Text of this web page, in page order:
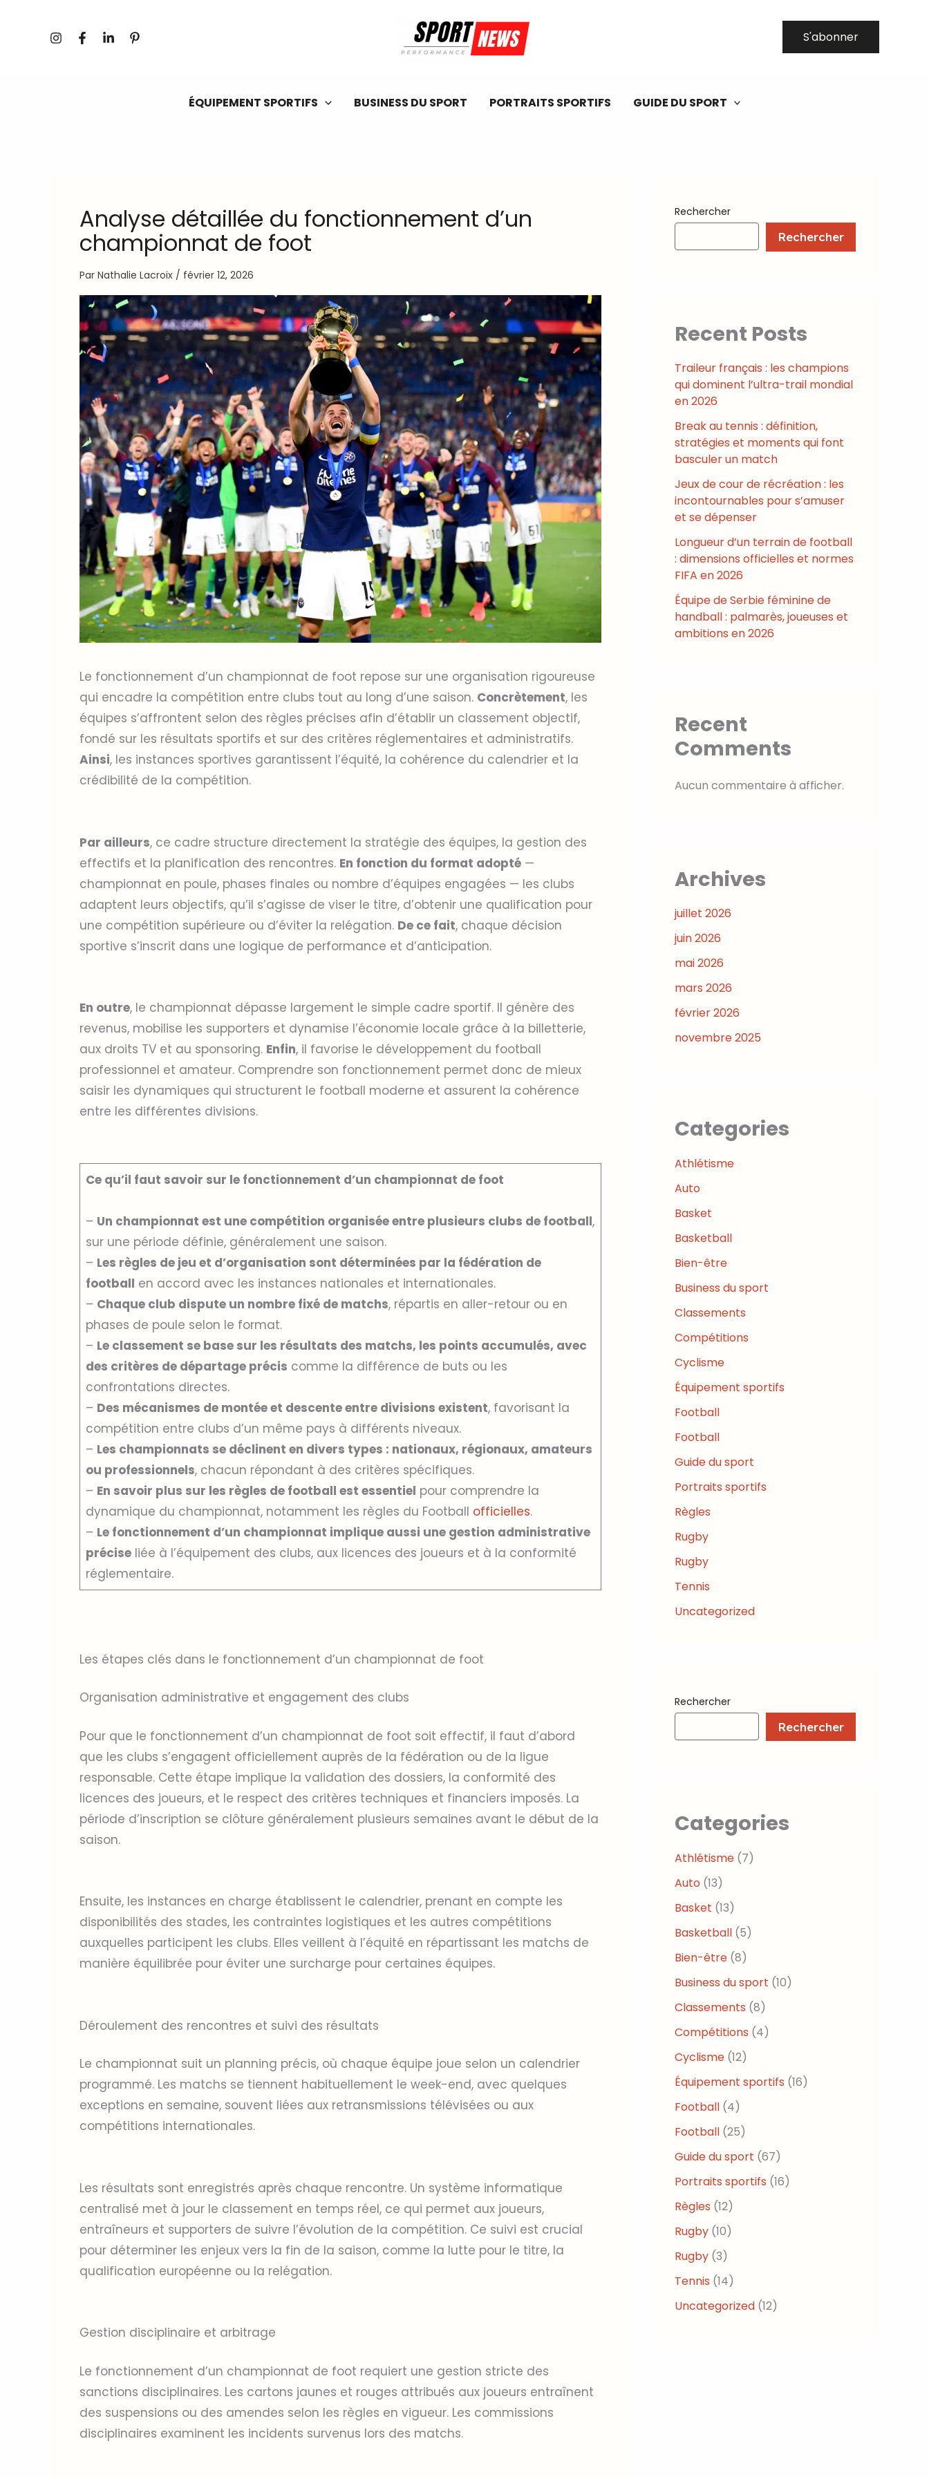
S'abonner
ÉQUIPEMENT SPORTIFS BUSINESS DU SPORT PORTRAITS SPORTIFS GUIDE DU SPORT
Analyse détaillée du fonctionnement d’un
championnat de foot
Par Nathalie Lacroix / février 12, 2026
Le fonctionnement d’un championnat de foot repose sur une organisation rigoureuse
qui encadre la compétition entre clubs tout au long d’une saison. Concrètement, les
équipes s’affrontent selon des règles précises afin d’établir un classement objectif,
fondé sur les résultats sportifs et sur des critères réglementaires et administratifs.
Ainsi, les instances sportives garantissent l’équité, la cohérence du calendrier et la
crédibilité de la compétition.
Par ailleurs, ce cadre structure directement la stratégie des équipes, la gestion des
effectifs et la planification des rencontres. En fonction du format adopté—
championnat en poule, phases finales ou nombre d’équipes engagées — les clubs
adaptent leurs objectifs, qu’il s’agisse de viser le titre, d’obtenir une qualification pour
une compétition supérieure ou d’éviter la relégation. De ce fait, chaque décision
sportive s’inscrit dans une logique de performance et d’anticipation.
En outre, le championnat dépasse largement le simple cadre sportif. Il génère des
revenus, mobilise les supporters et dynamise l’économie locale grâce à la billetterie,
aux droits TV et au sponsoring. Enfin, il favorise le développement du football
professionnel et amateur. Comprendre son fonctionnement permet donc de mieux
saisir les dynamiques qui structurent le football moderne et assurent la cohérence
entre les différentes divisions.
Ce qu’il faut savoir sur le fonctionnement d’un championnat de foot
– Un championnat est une compétition organisée entre plusieurs clubs de football,
sur une période définie, généralement une saison.
– Les règles de jeu et d’organisation sont déterminées par la fédération de
football en accord avec les instances nationales et internationales.
– Chaque club dispute un nombre fixé de matchs, répartis en aller-retour ou en
phases de poule selon le format.
– Le classement se base sur les résultats des matchs, les points accumulés, avec
des critères de départage précis comme la différence de buts ou les
confrontations directes.
– Des mécanismes de montée et descente entre divisions existent, favorisant la
compétition entre clubs d’un même pays à différents niveaux.
– Les championnats se déclinent en divers types : nationaux, régionaux, amateurs
ou professionnels, chacun répondant à des critères spécifiques.
– En savoir plus sur les règles de football est essentiel pour comprendre la
dynamique du championnat, notamment les règles du Football officielles.
– Le fonctionnement d’un championnat implique aussi une gestion administrative
précise liée à l’équipement des clubs, aux licences des joueurs et à la conformité
réglementaire.
Les étapes clés dans le fonctionnement d’un championnat de foot
Organisation administrative et engagement des clubs
Pour que le fonctionnement d’un championnat de foot soit effectif, il faut d’abord
que les clubs s’engagent officiellement auprès de la fédération ou de la ligue
responsable. Cette étape implique la validation des dossiers, la conformité des
licences des joueurs, et le respect des critères techniques et financiers imposés. La
période d’inscription se clôture généralement plusieurs semaines avant le début de la
saison.
Ensuite, les instances en charge établissent le calendrier, prenant en compte les
disponibilités des stades, les contraintes logistiques et les autres compétitions
auxquelles participent les clubs. Elles veillent à l’équité en répartissant les matchs de
manière équilibrée pour éviter une surcharge pour certaines équipes.
Déroulement des rencontres et suivi des résultats
Le championnat suit un planning précis, où chaque équipe joue selon un calendrier
programmé. Les matchs se tiennent habituellement le week-end, avec quelques
exceptions en semaine, souvent liées aux retransmissions télévisées ou aux
compétitions internationales.
Les résultats sont enregistrés après chaque rencontre. Un système informatique
centralisé met à jour le classement en temps réel, ce qui permet aux joueurs,
entraîneurs et supporters de suivre l’évolution de la compétition. Ce suivi est crucial
pour déterminer les enjeux vers la fin de la saison, comme la lutte pour le titre, la
qualification européenne ou la relégation.
Gestion disciplinaire et arbitrage
Le fonctionnement d’un championnat de foot requiert une gestion stricte des
sanctions disciplinaires. Les cartons jaunes et rouges attribués aux joueurs entraînent
des suspensions ou des amendes selon les règles en vigueur. Les commissions
disciplinaires examinent les incidents survenus lors des matchs.
Rechercher
Rechercher
Recent Posts
Traileur français : les champions
qui dominent l’ultra-trail mondial
en 2026
Break au tennis : définition,
stratégies et moments qui font
basculer un match
Jeux de cour de récréation : les
incontournables pour s’amuser
et se dépenser
Longueur d’un terrain de football
: dimensions officielles et normes
FIFA en 2026
Équipe de Serbie féminine de
handball : palmarès, joueuses et
ambitions en 2026
Recent
Comments
Aucun commentaire à afficher.
Archives
juillet 2026
juin 2026
mai 2026
mars 2026
février 2026
novembre 2025
Categories
Athlétisme
Auto
Basket
Basketball
Bien-être
Business du sport
Classements
Compétitions
Cyclisme
Équipement sportifs
Football
Football
Guide du sport
Portraits sportifs
Règles
Rugby
Rugby
Tennis
Uncategorized
Rechercher
Rechercher
Categories
Athlétisme (7)
Auto (13)
Basket (13)
Basketball (5)
Bien-être (8)
Business du sport (10)
Classements (8)
Compétitions (4)
Cyclisme (12)
Équipement sportifs (16)
Football (4)
Football (25)
Guide du sport (67)
Portraits sportifs (16)
Règles (12)
Rugby (10)
Rugby (3)
Tennis (14)
Uncategorized (12)